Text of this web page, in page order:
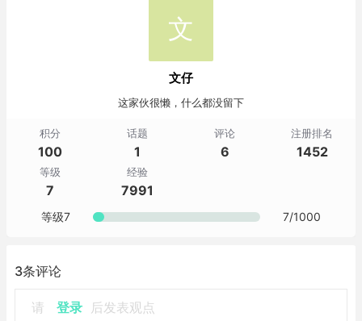
文
文仔
这家伙很懒，什么都没留下
积分
100
话题
1
评论
6
注册排名
1452
等级
7
经验
7991
等级7 7/1000
3条评论
请 登录 后发表观点